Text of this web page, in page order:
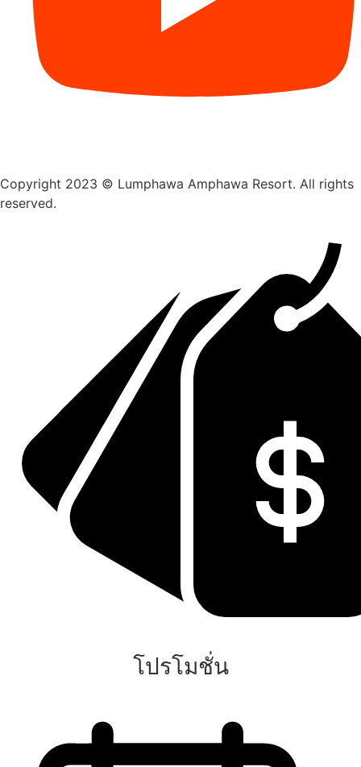
Copyright 2023 © Lumphawa Amphawa Resort. All rights
reserved.
โปรโมชั่น